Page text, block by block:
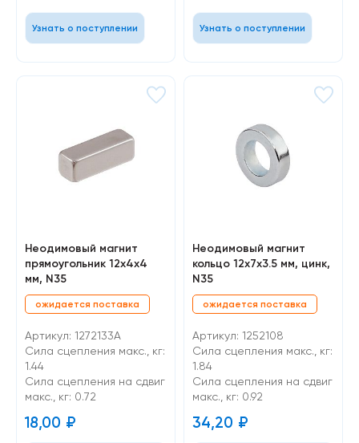
Узнать о поступлении Узнать о поступлении
Неодимовый магнит
прямоугольник 12х4х4
мм, N35
ожидается поставка
Артикул: 1272133A
Сила сцепления макс., кг:
1.44
Cила сцепления на сдвиг
макс., кг: 0.72
18,00 ₽
Неодимовый магнит
кольцо 12х7х3.5 мм, цинк,
N35
ожидается поставка
Артикул: 1252108
Сила сцепления макс., кг:
1.84
Cила сцепления на сдвиг
макс., кг: 0.92
34,20 ₽